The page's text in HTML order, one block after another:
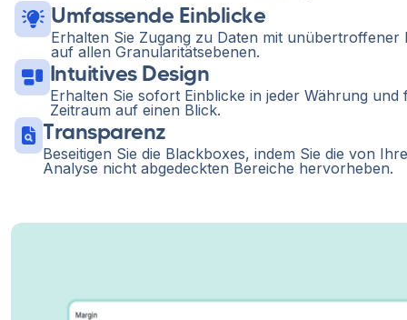
Umfassende Einblicke
Erhalten Sie Zugang zu Daten mit unübertroffener
auf allen Granularitätsebenen.
Intuitives Design
Erhalten Sie sofort Einblicke in jeder Währung und
Zeitraum auf einen Blick.
Transparenz
Beseitigen Sie die Blackboxes, indem Sie die von
Analyse nicht abgedeckten Bereiche hervorheben.